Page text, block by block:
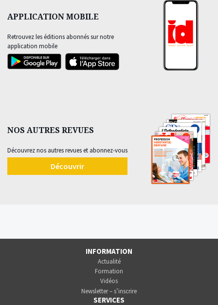
APPLICATION MOBILE
Retrouvez les éditions abonnés sur notre
application mobile
NOS AUTRES REVUES
Découvrez nos autres revues et abonnez-vous
Découvrir
INFORMATION
Actualité
Formation
Vidéos
Newsletter – s’inscrire
SERVICES